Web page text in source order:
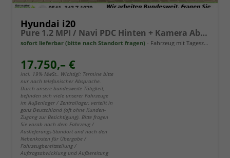
Hyundai i20
Pure 1.2 MPI / Navi PDC Hinten + Kamera Abgedunkelte Scheiben Tempomat Alu 16"
sofort lieferbar (bitte nach Standort fragen) Fahrzeug mit Tageszulassung
17.750,– €
incl. 19% MwSt.. Wichtig!: Termine bitte
nur nach telefonischer Absprache.
Durch unsere bundesweite Tätigkeit,
befinden sich viele unserer Fahrzeuge
im Außenlager / Zentrallager, verteilt in
ganz Deutschland (oft ohne Kunden-
Zugang zur Besichtigung). Bitte fragen
Sie vorab nach dem Fahrzeug /
Auslieferungs-Standort und nach den
Nebenkosten für Übergabe /
Fahrzeugbereitstellung /
Auftragsabwicklung und Aufbereitung